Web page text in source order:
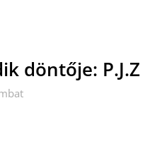
döntője: P.J.Z